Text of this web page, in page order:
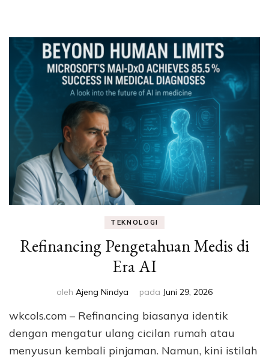
TEKNOLOGI
Refinancing Pengetahuan Medis di
Era AI
oleh Ajeng Nindya pada Juni 29, 2026
wkcols.com – Refinancing biasanya identik
dengan mengatur ulang cicilan rumah atau
menyusun kembali pinjaman. Namun, kini istilah